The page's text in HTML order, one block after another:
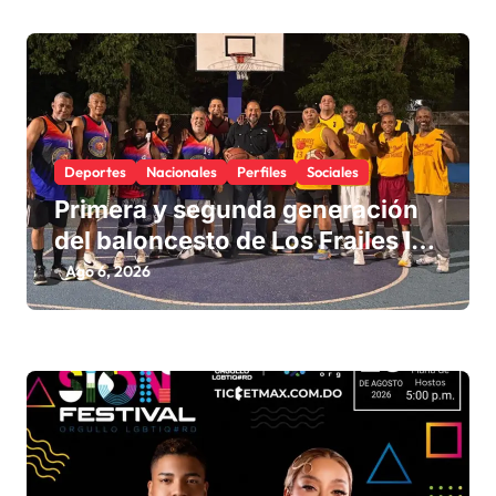
Deportes Nacionales Perfiles Sociales
Primera y segunda generación
del baloncesto de Los Frailes I
fortalecen la hermandad en
histórico reencuentro
Ago 6, 2026